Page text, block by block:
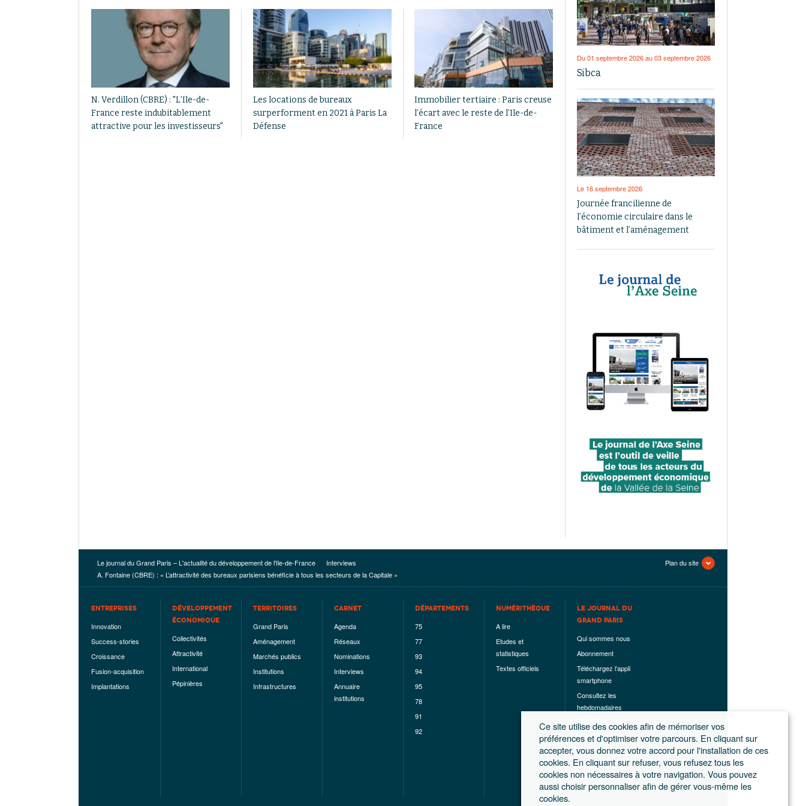
N. Verdillon (CBRE) : "L’Ile-de-
France reste indubitablement
attractive pour les investisseurs"
Les locations de bureaux
surperforment en 2021 à Paris La
Défense
Immobilier tertiaire : Paris creuse
l’écart avec le reste de l’Ile-de-
France
Du 01 septembre 2026 au 03 septembre 2026
Sibca
Le 16 septembre 2026
Journée francilienne de
l’économie circulaire dans le
bâtiment et l’aménagement
Le journal du Grand Paris – L'actualité du développement de l'Ile-de-France
Interviews
A. Fontaine (CBRE) : « L’attractivité des bureaux parisiens bénéficie à tous les secteurs de la Capitale »
Plan du site
ENTREPRISES
Innovation
Success-stories
Croissance
Fusion-acquisition
Implantations
DÉVELOPPEMENT
ÉCONOMIQUE
Collectivités
Attractivité
International
Pépinières
TERRITOIRES
Grand Paris
Aménagement
Marchés publics
Institutions
Infrastructures
CARNET
Agenda
Réseaux
Nominations
Interviews
Annuaire
institutions
DÉPARTEMENTS
75
77
93
94
95
78
91
92
NUMÉRITHÈQUE
A lire
Etudes et
statistiques
Textes officiels
LE JOURNAL DU
GRAND PARIS
Qui sommes nous
Abonnement
Téléchargez l’appli
smartphone
Consultez les
hebdomadaires
Les hors-séries
Mentions légales
Conditions
générales de
ventes
Ce site utilise des cookies afin de mémoriser vos
préférences et d'optimiser votre parcours. En cliquant sur
accepter, vous donnez votre accord pour l'installation de ces
cookies. En cliquant sur refuser, vous refusez tous les
cookies non nécessaires à votre navigation. Vous pouvez
aussi choisir personnaliser afin de gérer vous-même les
cookies.